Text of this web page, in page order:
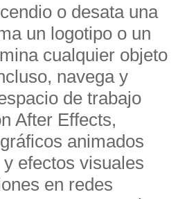
o desata una
un logotipo o un
cualquier objeto
navega y
de trabajo
After Effects,
animados
efectos visuales
en redes